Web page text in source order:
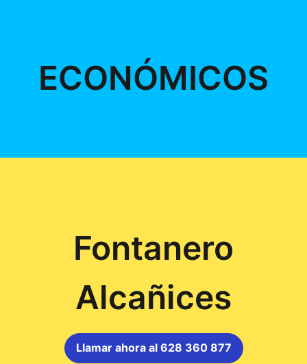
ECONÓMICOS
Fontanero
Alcañices
Llamar ahora al 628 360 877